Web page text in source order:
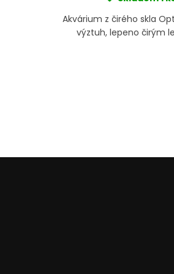
Akvárium z čirého skla
výztuh, lepeno čirým